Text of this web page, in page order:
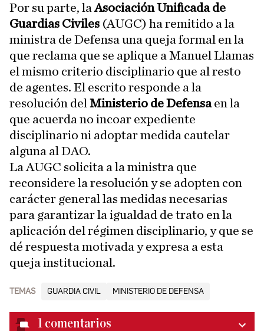
Por su parte, laAsociación Unificada de
Guardias Civiles (AUGC) ha remitido a la
ministra de Defensa una queja formal en la
que reclama que se aplique a Manuel Llamas
el mismo criterio disciplinario que al resto
de agentes. El escrito responde a la
resolución del Ministerio de Defensaen la
que acuerda no incoar expediente
disciplinario ni adoptar medida cautelar
alguna al DAO.
La AUGC solicita a la ministra que
reconsidere la resolución y se adopten con
carácter general las medidas necesarias
para garantizar la igualdad de trato en la
aplicación del régimen disciplinario, y que se
dé respuesta motivada y expresa a esta
queja institucional.
TEMAS GUARDIA CIVIL MINISTERIO DE DEFENSA
1 comentarios